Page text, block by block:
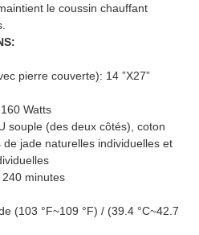
le coussin chauffant
pierre couverte): 14 ”X27”
Watts
souple (des deux côtés), coton
jade naturelles individuelles et
minutes
(103 °F~109 °F) / (39.4 °C~42.7